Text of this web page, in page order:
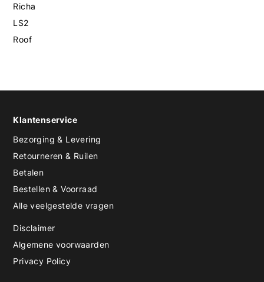
Richa
LS2
Roof
Klantenservice
Bezorging & Levering
Retourneren & Ruilen
Betalen
Bestellen & Voorraad
Alle veelgestelde vragen
Disclaimer
Algemene voorwaarden
Privacy Policy